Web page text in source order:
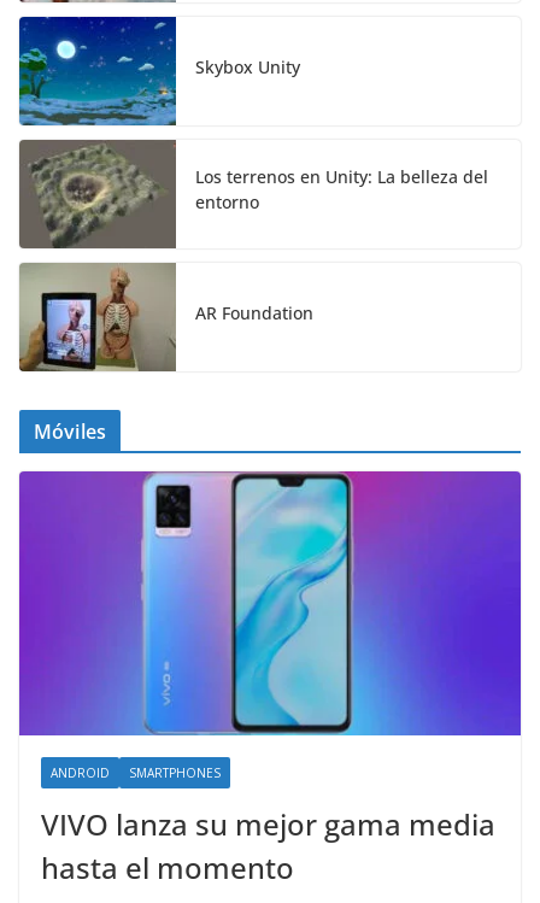
Skybox Unity
Los terrenos en Unity: La belleza del
entorno
AR Foundation
Móviles
ANDROID SMARTPHONES
VIVO lanza su mejor gama media
hasta el momento